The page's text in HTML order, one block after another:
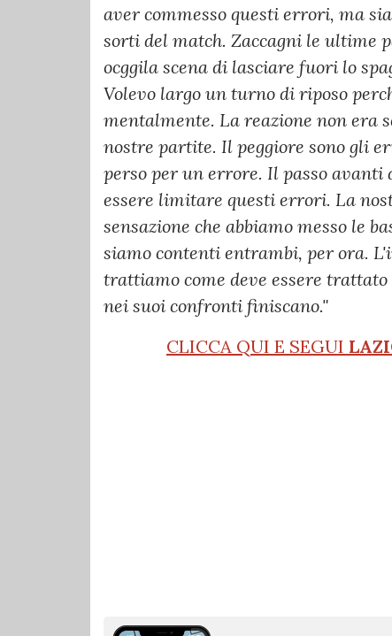
aver commesso questi errori, ma
sorti del match. Zaccagni le ultime
ocggila scena di lasciare fuori lo
Volevo largo un turno di riposo
mentalmente. La reazione non era
nostre partite. Il peggiore sono gli
perso per un errore. Il passo
essere limitare questi errori. La
sensazione che abbiamo messo le
siamo contenti entrambi, per ora.
trattiamo come deve essere trattato
nei suoi confronti finiscano."
CLICCA QUI E SEGUI